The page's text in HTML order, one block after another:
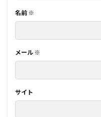
名前 ※
メール ※
サイト